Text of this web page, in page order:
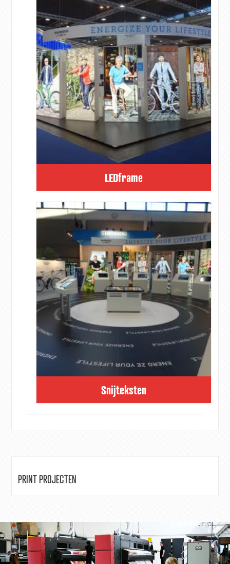
LEDframe
Snijteksten
PRINT PROJECTEN